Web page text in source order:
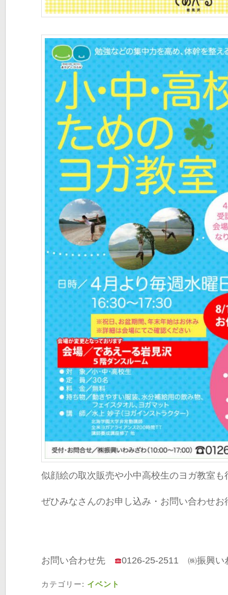
似顔絵の取次販売や小中高校生のヨガ教室も
ぜひみなさんのお申し込み・お問い合わせ
お問い合わせ先 0126-25-2511 ㈱振興い
カテゴリー: イベント